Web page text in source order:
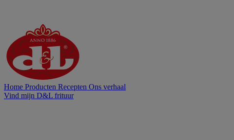
Home Producten Recepten Ons verhaal
Vind mijn D&L frituur